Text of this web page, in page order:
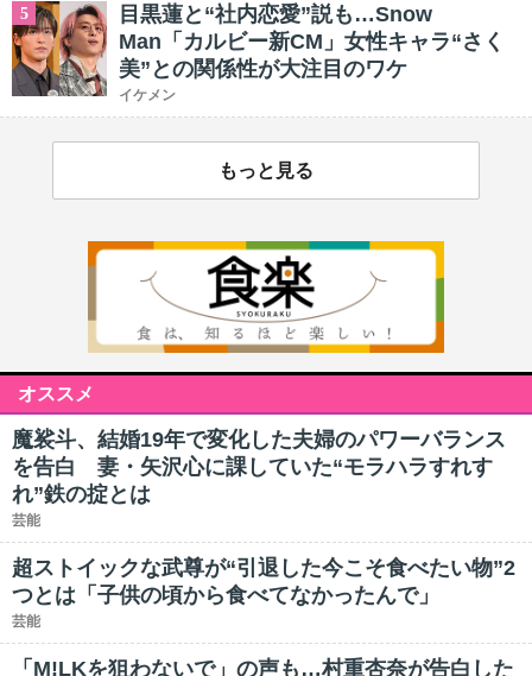
5
目黒蓮と“社内恋愛”説も…Snow
Man「カルビー新CM」女性キャラ“さく
美”との関係性が大注目のワケ
イケメン
もっと見る
オススメ
魔裟斗、結婚19年で変化した夫婦のパワーバランス
を告白 妻・矢沢心に課していた“モラハラすれす
れ”鉄の掟とは
芸能
超ストイックな武尊が“引退した今こそ食べたい物”2
つとは「子供の頃から食べてなかったんで」
芸能
「M!LKを狙わないで」の声も…村重杏奈が告白した